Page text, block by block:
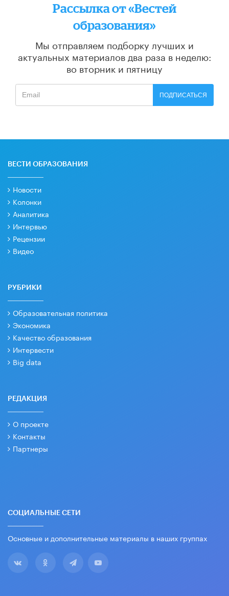
Рассылка от «Вестей
образования»
Мы отправляем подборку лучших и
актуальных материалов два раза в неделю:
во вторник и пятницу
ПОДПИСАТЬСЯ
ВЕСТИ ОБРАЗОВАНИЯ
Новости
Колонки
Аналитика
Интервью
Рецензии
Видео
РУБРИКИ
Образовательная политика
Экономика
Качество образования
Интервести
Big data
РЕДАКЦИЯ
О проекте
Контакты
Партнеры
СОЦИАЛЬНЫЕ СЕТИ
Основные и дополнительные материалы в наших группах